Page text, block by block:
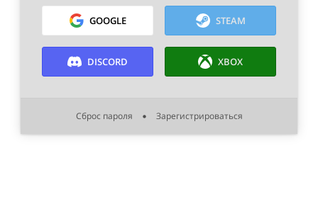
GOOGLE STEAM
DISCORD XBOX
Сброс пароля Зарегистрироваться